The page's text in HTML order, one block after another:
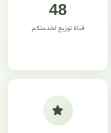
48
قناة توزيع لخدمتكم